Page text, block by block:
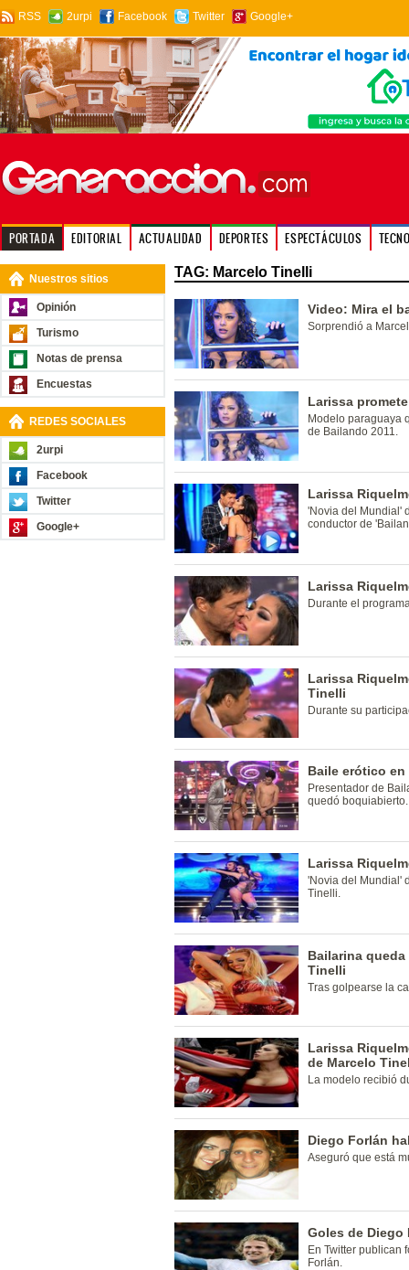
RSS 2urpi Facebook Twitter Google+
PORTADA EDITORIAL ACTUALIDAD DEPORTES ESPECTÁCULOS
Nuestros sitios
Opinión
Turismo
Notas de prensa
Encuestas
REDES SOCIALES
2urpi
Facebook
Twitter
Google+
TAG: Marcelo Tinelli
Video: Mira el
Sorprendió a
Larissa
Modelo paraguaya
de Bailando 2011.
Larissa
'Novia del Mundial'
conductor de
Larissa
Durante el
Larissa
Tinelli
Durante su
Baile erótico
Presentador de
quedó boquiabierto.
Larissa
'Novia del Mundial'
Tinelli.
Bailarina
Tinelli
Tras golpearse la
Larissa
de Marcelo
La modelo recibió
Diego Forlán
Aseguró que está
Goles de Diego
En Twitter publican
Forlán.